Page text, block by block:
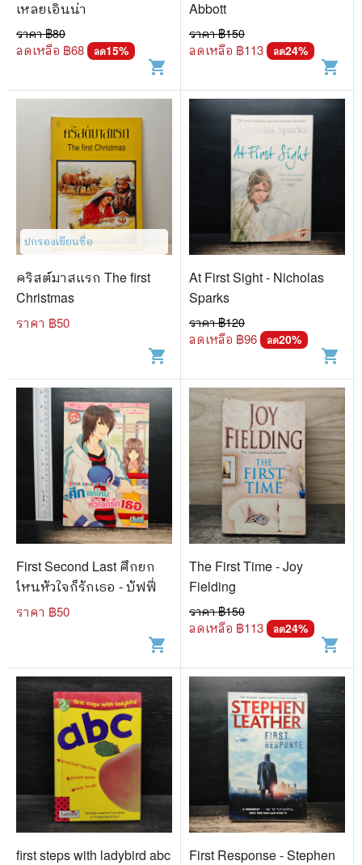
เหลยเอินน่า
ราคา ฿80
ลดเหลือ ฿68 ลด15%
shopping_cart
Abbott
ราคา ฿150
ลดเหลือ ฿113 ลด24%
shopping_cart
ปกรองเขียนชื่อ
คริสต์มาสแรก The first
Christmas
ราคา ฿50
shopping_cart
At First Sight - Nicholas
Sparks
ราคา ฿120
ลดเหลือ ฿96 ลด20%
shopping_cart
First Second Last ศึกยก
ไหนหัวใจก็รักเธอ - บัฟฟี่
ราคา ฿50
shopping_cart
The First Time - Joy
Fielding
ราคา ฿150
ลดเหลือ ฿113 ลด24%
shopping_cart
first steps with ladybird abc
First Response - Stephen